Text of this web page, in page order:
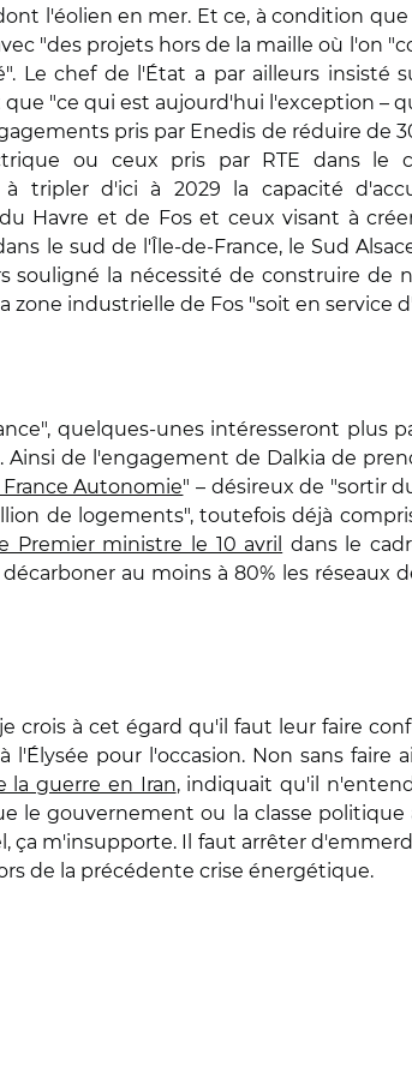
l'éolien en mer. Et ce, à condition
"des projets hors de la maille où l'on
Le chef de l'État a par ailleurs insisté
"ce qui est aujourd'hui l'exception –
pris par Enedis de réduire de
ou ceux pris par RTE dans le
tripler d'ici à 2029 la capacité
Havre et de Fos et ceux visant à
le sud de l'Île-de-France, le Sud
souligné la nécessité de construire de
industrielle de Fos "soit en service
quelques-unes intéresseront plus
de l'engagement de Dalkia de
Autonomie" – désireux de "sortir
de logements", toutefois déjà
Premier ministre le 10 avril
dans le
au moins à 80% les réseaux
crois à cet égard qu'il faut leur faire
pour l'occasion. Non sans faire
la guerre en Iran, indiquait qu'il
le gouvernement ou la classe politique
m'insupporte. Il faut arrêter
de la précédente crise énergétique.